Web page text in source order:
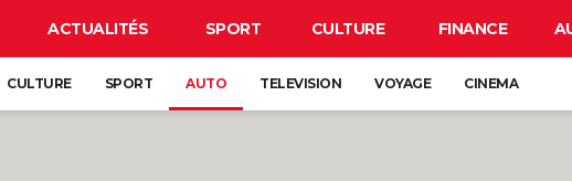
ACTUALITÉS SPORT CULTURE FINANCE
CULTURE SPORT AUTO TELEVISION VOYAGE CINEMA